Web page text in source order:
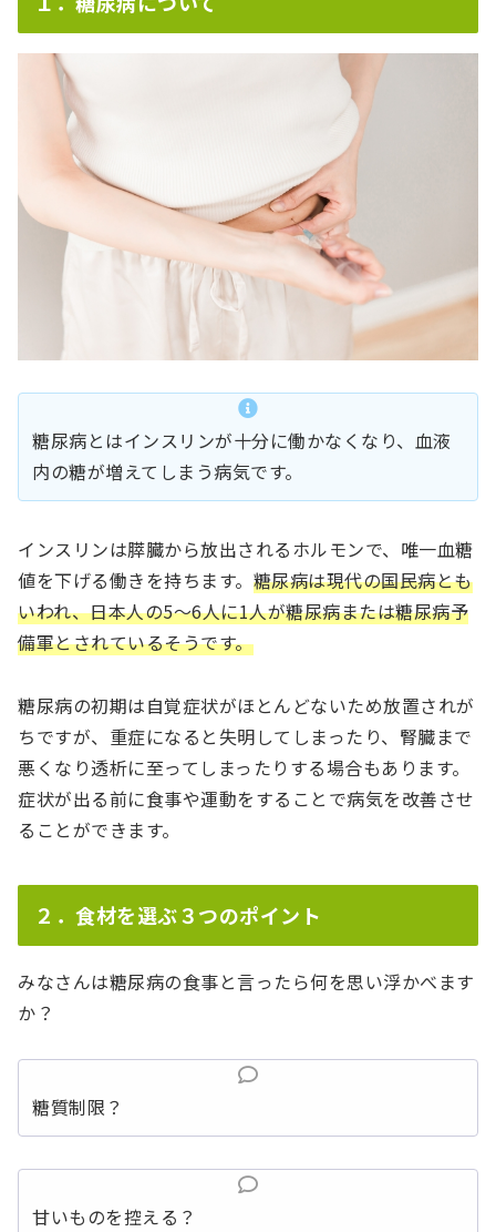
糖尿病とはインスリンが十分に働かなくなり、血液
内の糖が増えてしまう病気です。
インスリンは膵臓から放出されるホルモンで、唯一血糖
値を下げる働きを持ちます。 糖尿病は現代の国民病とも
いわれ、日本人の5～6人に1人が糖尿病または糖尿病予
備軍とされているそうです。
糖尿病の初期は自覚症状がほとんどないため放置されが
ちですが、重症になると失明してしまったり、腎臓まで
悪くなり透析に至ってしまったりする場合もあります。
症状が出る前に食事や運動をすることで病気を改善させ
ることができます。
２．食材を選ぶ３つのポイント
みなさんは糖尿病の食事と言ったら何を思い浮かべます
か？
糖質制限？
甘いものを控える？